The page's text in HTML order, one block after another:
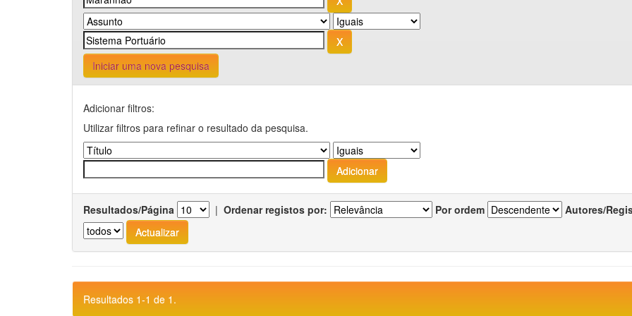
Iniciar uma nova pesquisa
Adicionar filtros:
Utilizar filtros para refinar o resultado da pesquisa.
Resultados/Página | Ordenar registos por: Por ordem Autores/
Resultados 1-1 de 1.